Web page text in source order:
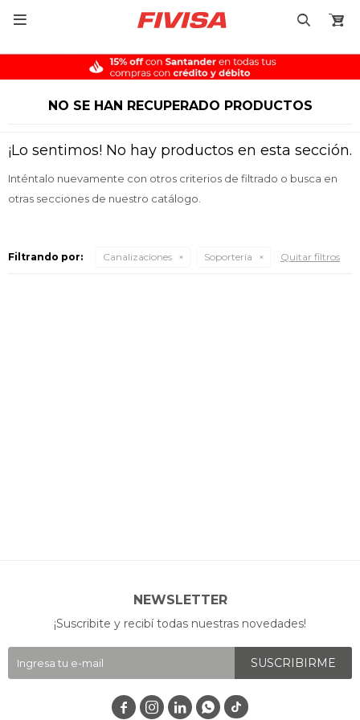

NO SE HAN RECUPERADO PRODUCTOS
¡Lo sentimos! No hay productos en esta sección.
Inténtalo nuevamente con otros criterios de filtrado o busca en
otras secciones de nuestro catálogo.
Filtrando por: Canalizaciones Soportería Quitar filtros
NEWSLETTER
¡Suscribite y recibí todas nuestras novedades!
SUSCRIBIRME
   